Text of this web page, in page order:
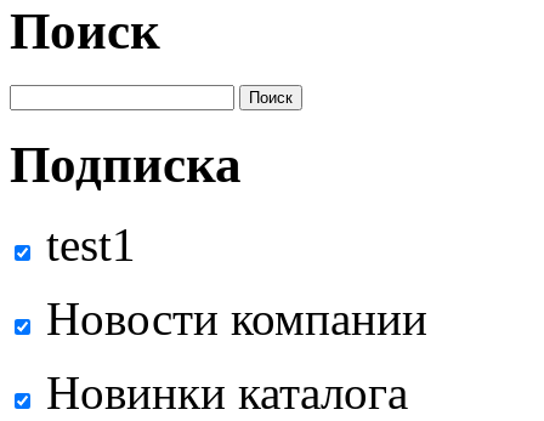
Поиск
Подписка
test1
Новости компании
Новинки каталога